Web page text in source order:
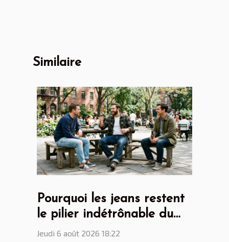
Similaire
Pourquoi les jeans restent
le pilier indétrônable du
dressing masculin
Jeudi 6 août 2026 18:22